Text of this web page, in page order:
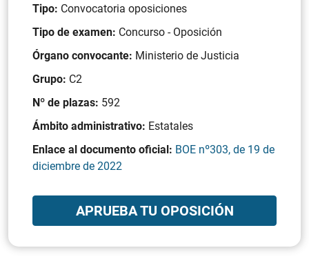
Tipo: Convocatoria oposiciones
Tipo de examen: Concurso - Oposición
Órgano convocante: Ministerio de Justicia
Grupo: C2
Nº de plazas: 592
Ámbito administrativo: Estatales
Enlace al documento oficial: BOE nº303, de 19 de
diciembre de 2022
APRUEBA TU OPOSICIÓN